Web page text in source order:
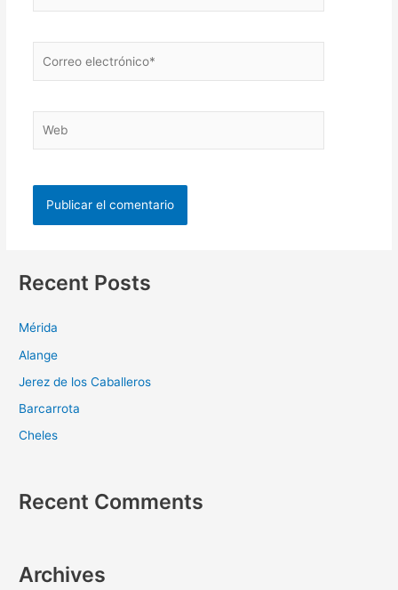
Recent Posts
Mérida
Alange
Jerez de los Caballeros
Barcarrota
Cheles
Recent Comments
Archives